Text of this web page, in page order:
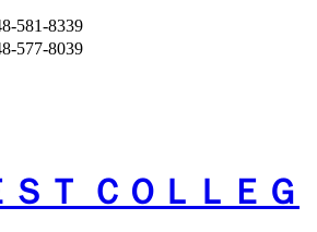
581-8339
577-8039
Ｔ ＣＯＬＬＥＧ